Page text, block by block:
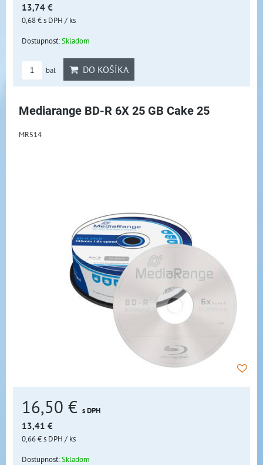
13,74 €
0,68 €s DPH / ks
Dostupnosť:Skladom
bal DO KOŠÍKA
Mediarange BD-R 6X 25 GB Cake 25
MR514
16,50 € s DPH
13,41 €
0,66 €s DPH / ks
Dostupnosť:Skladom